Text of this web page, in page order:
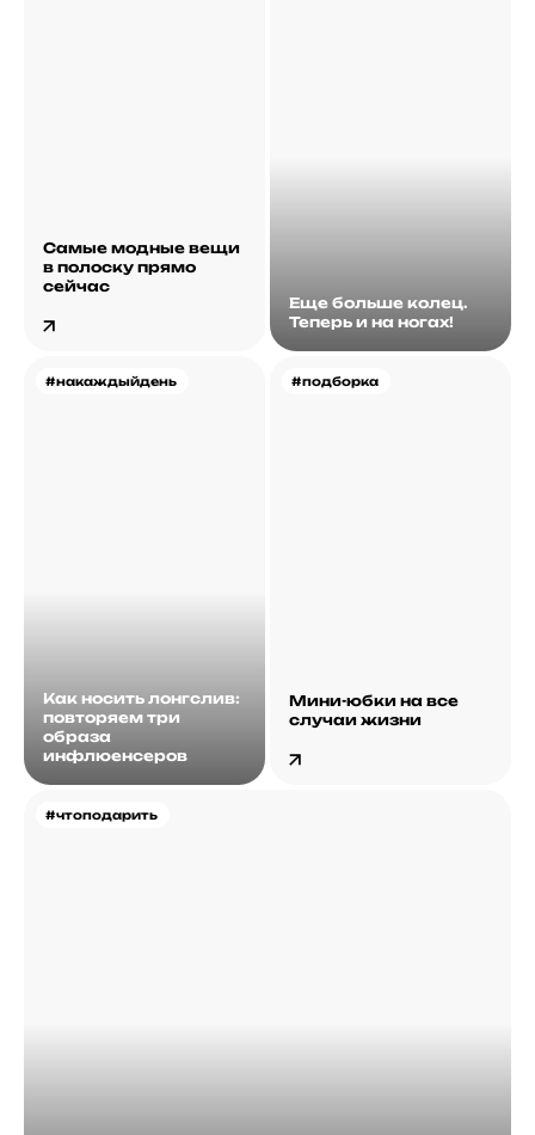
Самые модные вещи
в полоску прямо
сейчас
Еще больше колец.
Теперь и на ногах!
#накаждыйдень
Как носить лонгслив:
повторяем три
образа
инфлюенсеров
#чтоподарить
#подборка
Мини-юбки на все
случаи жизни